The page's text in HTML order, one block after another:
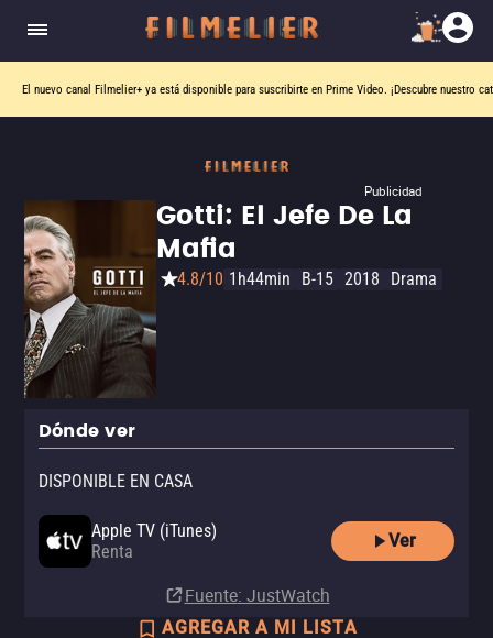
El nuevo canal Filmelier+ ya está disponible para suscribirte en Prime Video. ¡Descubre nuestro
Publicidad
Gotti: El Jefe De La
Mafia
4.8/10 1h44min B-15 2018 Drama
Dónde ver
DISPONIBLE EN CASA
Apple TV (iTunes)
Renta
Ver
Fuente: JustWatch
AGREGAR A MI LISTA